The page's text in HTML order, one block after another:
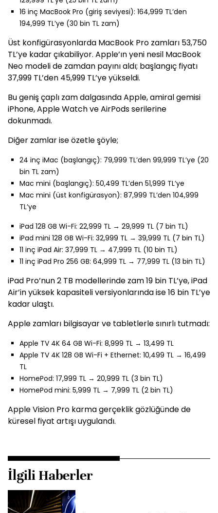
16 inç MacBook Pro (giriş seviyesi): 164,999 TL’den
194,999 TL’ye (30 bin TL zam)
Üst konfigürasyonlarda MacBook Pro zamları 53,750
TL’ye kadar çıkabiliyor. Apple’ın yeni nesil MacBook
Neo modeli de zamdan payını aldı; başlangıç fiyatı
37,999 TL’den 45,999 TL’ye yükseldi.
Bu geniş çaplı zam dalgasında Apple, amiral gemisi
iPhone, Apple Watch ve AirPods serilerine
dokunmadı.
Diğer zamlar ise özetle şöyle;
24 inç iMac (başlangıç): 79,999 TL’den 99,999 TL’ye (20
bin TL zam)
Mac mini (başlangıç): 50,499 TL’den 51,999 TL’ye
Mac mini (üst konfigürasyon): 87,999 TL’den 104,999
TL’ye
iPad 128 GB Wi-Fi: 22,999 TL → 29,999 TL (7 bin TL)
iPad mini 128 GB Wi-Fi: 32,999 TL → 39,999 TL (7 bin TL)
11 inç iPad Air: 37,999 TL → 47,999 TL (10 bin TL)
11 inç iPad Pro 256 GB: 64,999 TL → 77,999 TL (13 bin TL)
iPad Pro’nun 2 TB modellerinde zam 19 bin TL’ye, iPad
Air’in yüksek kapasiteli versiyonlarında ise 16 bin TL’ye
kadar ulaştı.
Apple zamları bilgisayar ve tabletlerle sınırlı tutmadı:
Apple TV 4K 64 GB Wi-Fi: 8,999 TL → 13,499 TL
Apple TV 4K 128 GB Wi-Fi + Ethernet: 10,499 TL → 16,499
TL
HomePod: 17,999 TL → 20,999 TL (3 bin TL)
HomePod mini: 5,999 TL → 7,999 TL (2 bin TL)
Apple Vision Pro karma gerçeklik gözlüğünde de
küresel fiyat artışı uygulandı.
İlgili Haberler